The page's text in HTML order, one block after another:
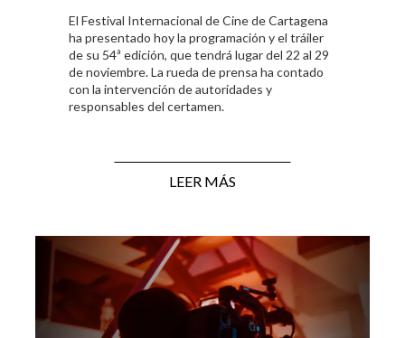
El Festival Internacional de Cine de Cartagena
ha presentado hoy la programación y el tráiler
de su 54ª edición, que tendrá lugar del 22 al 29
de noviembre. La rueda de prensa ha contado
con la intervención de autoridades y
responsables del certamen.
LEER MÁS